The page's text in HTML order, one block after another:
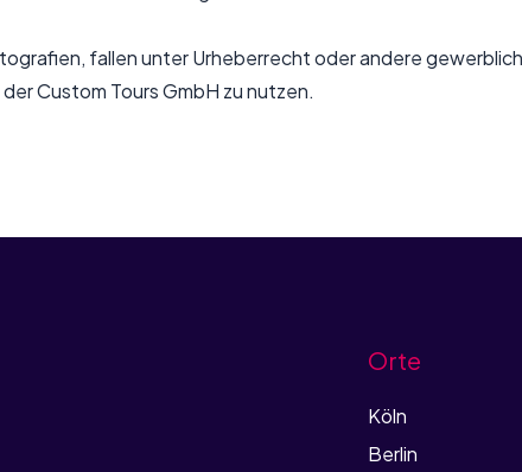
fallen unter Urheberrecht oder andere
Custom Tours GmbH zu nutzen.
Orte
Köln
Berlin